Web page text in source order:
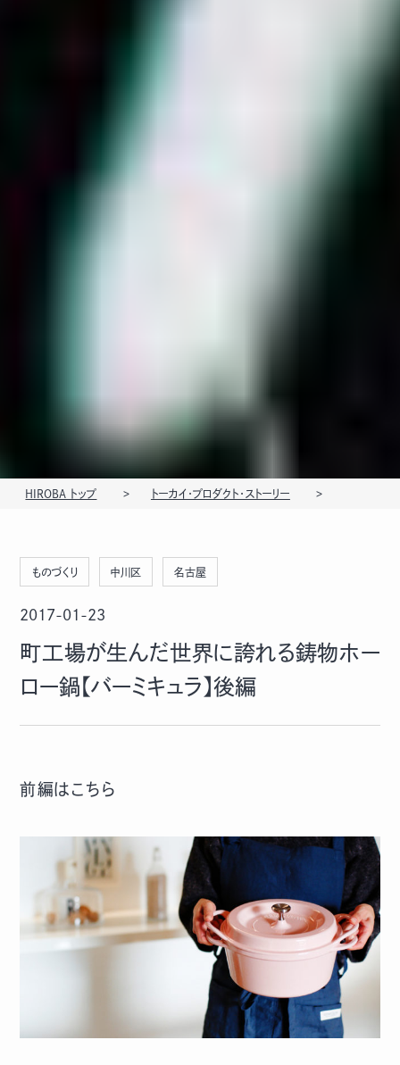
HIROBA トップ トーカイ・プロダクト・ストーリー
ものづくり 中川区 名古屋
2017-01-23
町工場が生んだ世界に誇れる鋳物ホー
ロー鍋【バーミキュラ】後編
前編はこちら